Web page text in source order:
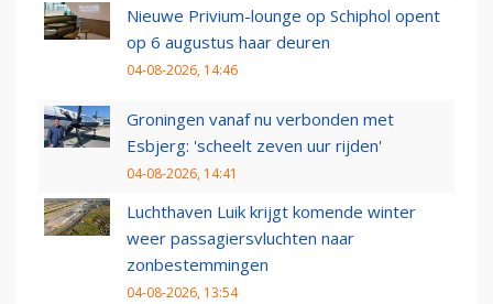
Nieuwe Privium-lounge op Schiphol opent
op 6 augustus haar deuren
04-08-2026, 14:46
Groningen vanaf nu verbonden met
Esbjerg: 'scheelt zeven uur rijden'
04-08-2026, 14:41
Luchthaven Luik krijgt komende winter
weer passagiersvluchten naar
zonbestemmingen
04-08-2026, 13:54